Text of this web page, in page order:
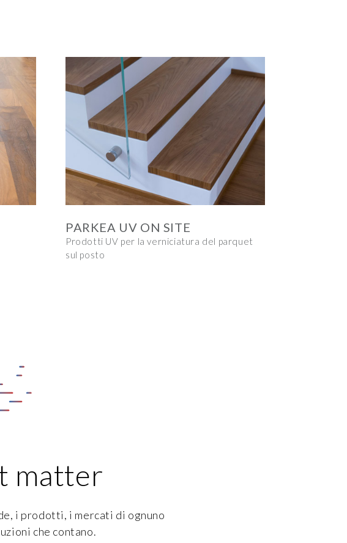
PARKEA UV ON SITE
Prodotti UV per la verniciatura del parquet
sul posto
matter
i prodotti, i mercati di ognuno
che contano.